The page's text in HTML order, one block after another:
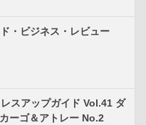
・ビジネス・レビュー
スアップガイド Vol.41 ダ
ーゴ＆アトレー No.2